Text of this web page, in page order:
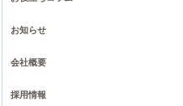
お知らせ
会社概要
採用情報